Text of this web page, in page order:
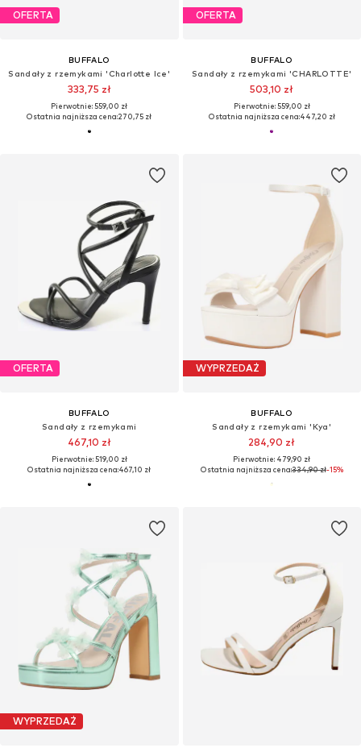
OFERTA
BUFFALO
Sandały z rzemykami 'Charlotte Ice'
333,75 zł
Pierwotnie: 559,00 zł
Ostatnia najniższa cena:270,75 zł
OFERTA
BUFFALO
Sandały z rzemykami 'CHARLOTTE'
503,10 zł
Pierwotnie: 559,00 zł
Ostatnia najniższa cena:447,20 zł
OFERTA
BUFFALO
Sandały z rzemykami
467,10 zł
Pierwotnie: 519,00 zł
Ostatnia najniższa cena:467,10 zł
WYPRZEDAŻ
BUFFALO
Sandały z rzemykami 'Kya'
284,90 zł
Pierwotnie: 479,90 zł
Ostatnia najniższa cena:334,90 zł-15%
WYPRZEDAŻ